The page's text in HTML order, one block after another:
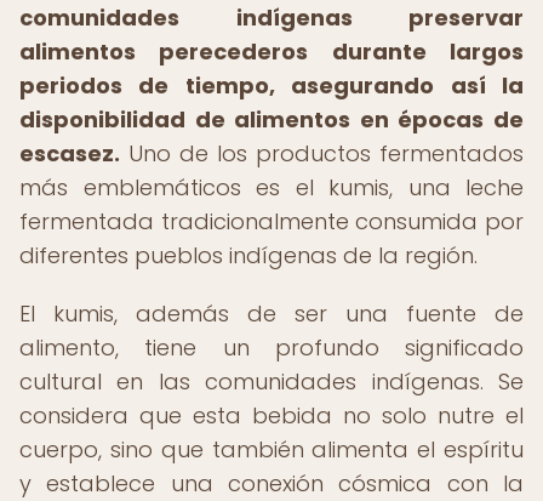
comunidades indígenas preservar
alimentos perecederos durante largos
periodos de tiempo, asegurando así la
disponibilidad de alimentos en épocas de
escasez. Uno de los productos fermentados
más emblemáticos es el kumis, una leche
fermentada tradicionalmente consumida por
diferentes pueblos indígenas de la región.
El kumis, además de ser una fuente de
alimento, tiene un profundo significado
cultural en las comunidades indígenas. Se
considera que esta bebida no solo nutre el
cuerpo, sino que también alimenta el espíritu
y establece una conexión cósmica con la